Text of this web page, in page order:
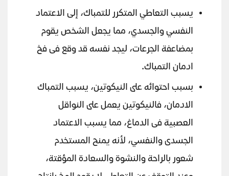
يسبب التعاطي المتكرر للتمباك، إلى الاعتماد
النفسي والجسدي، مما يجعل الشخص يقوم
بمضاعفة الجرعات، ليجد نفسه قد وقع فى فخ
ادمان التمباك.
بسبب احتوائه على النيكوتين، يسبب التمباك
الادمان، فالنيكوتين يعمل على النواقل
العصبية فى الدماغ، مما يسبب الاعتماد
الجسدى والنفسي، لأنه يمنح المستخدم
شعور بالراحة والنشوة والسعادة المؤقتة،